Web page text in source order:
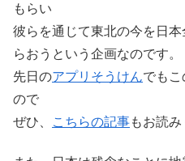
もらい
彼らを通じて東北の今を日
らおうという企画なのです。
先日のアプリそうけんでも
ので
ぜひ、
こちらの記事もお読み